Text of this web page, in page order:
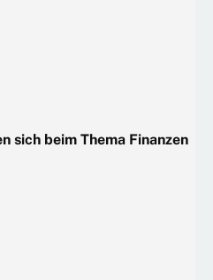
sich beim Thema Finanzen